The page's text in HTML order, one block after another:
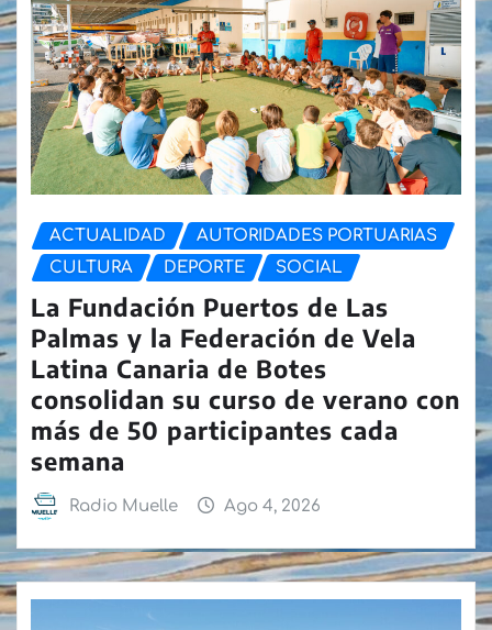
ACTUALIDAD
AUTORIDADES PORTUARIAS
CULTURA
DEPORTE SOCIAL
La Fundación Puertos de Las
Palmas y la Federación de Vela
Latina Canaria de Botes
consolidan su curso de verano con
más de 50 participantes cada
semana
Radio Muelle Ago 4, 2026